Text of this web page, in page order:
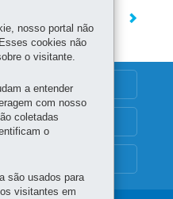
nosso portal não
cookies não
o visitante.
a entender
com nosso
coletadas
o
são usados para
visitantes em